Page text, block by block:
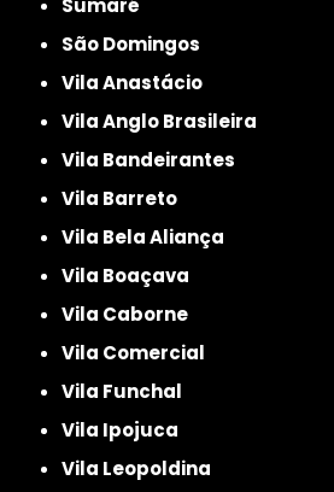
Sumaré
São Domingos
Vila Anastácio
Vila Anglo Brasileira
Vila Bandeirantes
Vila Barreto
Vila Bela Aliança
Vila Boaçava
Vila Caborne
Vila Comercial
Vila Funchal
Vila Ipojuca
Vila Leopoldina